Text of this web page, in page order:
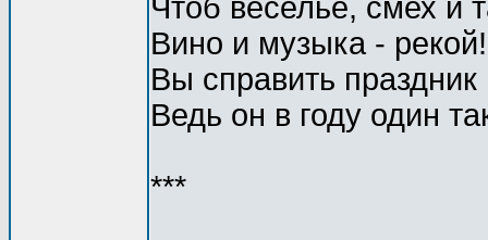
Чтоб веселье, смех и
Вино и музыка - рекой!
Вы справить праздник
Ведь он в году один
***